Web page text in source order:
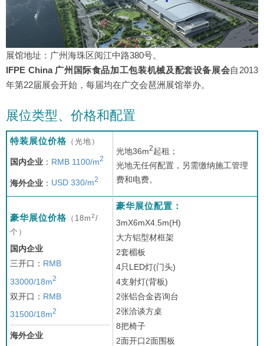
展馆地址：广州海珠区阅江中路380号。
IFPE China 广州国际食品加工包装机械及配套设备展会自2013
年第22届展会开始，每届均在广交会琶洲展馆举办。
展位类型、价格和配置
特装展位价格 （光地）
国内企业 ： RMB 1100/m2
海外企业 ： USD 330/m2
光地36m2起租；
光地无任何配置，另需缴纳施工管理
费和电费。
豪华展位价格 （18m2/
个）
国内企业
三开口： RMB
33000/18m2
双开口： RMB
31500/18m2
海外企业
豪华展位配置：
3mX6mX4.5m(H)
大方铝型材框架
2套楣板
4只LED灯(门头)
4支射灯(背板)
2张铝合金咨询台
2张洽谈方桌
8把椅子
2面开口2面围板